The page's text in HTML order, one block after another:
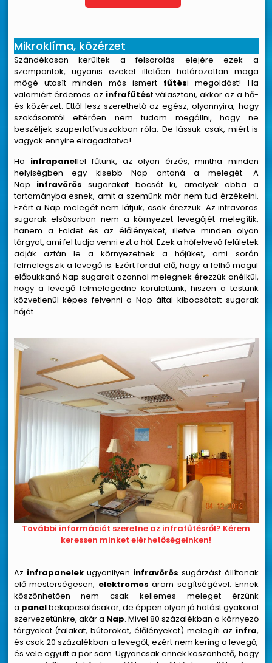
Mikroklíma, közérzet
Szándékosan kerültek a felsorolás elejére ezek a
szempontok, ugyanis ezeket illetően határozottan maga
mögé utasít minden más ismert fűtési megoldást! Ha
valamiért érdemes az infrafűtést választani, akkor az a hő-
és közérzet. Ettől lesz szerethető az egész, olyannyira, hogy
szokásomtól eltérően nem tudom megállni, hogy ne
beszéljek szuperlatívuszokban róla. De lássuk csak, miért is
vagyok ennyire elragadtatva!
Ha infrapanellel fűtünk, az olyan érzés, mintha minden
helyiségben egy kisebb Nap ontaná a melegét. A
Nap infravörös sugarakat bocsát ki, amelyek abba a
tartományba esnek, amit a szemünk már nem tud érzékelni.
Ezért a Nap melegét nem látjuk, csak érezzük. Az infravörös
sugarak elsősorban nem a környezet levegőjét melegítik,
hanem a Földet és az élőlényeket, illetve minden olyan
tárgyat, ami fel tudja venni ezt a hőt. Ezek a hőfelvevő felületek
adják aztán le a környezetnek a hőjüket, ami során
felmelegszik a levegő is. Ezért fordul elő, hogy a felhő mögül
előbukkanó Nap sugarait azonnal melegnek érezzük anélkül,
hogy a levegő felmelegedne körülöttünk, hiszen a testünk
közvetlenül képes felvenni a Nap által kibocsátott sugarak
hőjét.
További információt szeretne az infrafűtésről? Kérem
keressen minket elérhetőségeinken!
Az infrapanelekugyanilyen infravörös sugárzást állítanak
elő mesterségesen, elektromos áram segítségével. Ennek
köszönhetően nem csak kellemes meleget érzünk
a panelbekapcsolásakor, de éppen olyan jó hatást gyakorol
szervezetünkre, akár a Nap. Mivel 80 százalékban a környező
tárgyakat (falakat, bútorokat, élőlényeket) melegíti az infra,
és csak 20 százalékban a levegőt, ezért nem kering a levegő,
és vele együtt a por sem. Ugyancsak ennek köszönhető, hogy